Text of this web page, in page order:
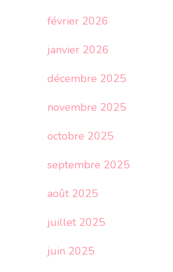
février 2026
janvier 2026
décembre 2025
novembre 2025
octobre 2025
septembre 2025
août 2025
juillet 2025
juin 2025